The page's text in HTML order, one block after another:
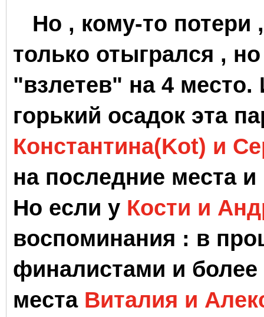
Но , кому-то потери
только отыгрался ,
"взлетев" на 4
горький осадок эта
Константина(Kot) и
на последние места и
Но если у Кости и
воспоминания : в
финалистами и более
места Виталия и